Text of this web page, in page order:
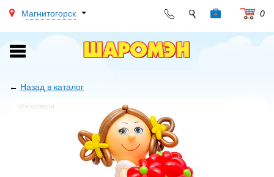
Магнитогорск 0
Toggle
navigation
← Назад в каталог